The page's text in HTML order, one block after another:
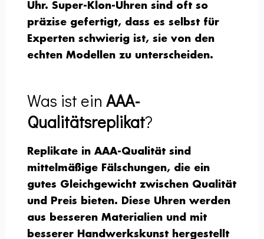
Uhr. Super-Klon-Uhren sind oft so
präzise gefertigt, dass es selbst für
Experten schwierig ist, sie von den
echten Modellen zu unterscheiden.
Was ist einAAA-
Qualitätsreplikat?
Replikate in AAA-Qualität sind
mittelmäßige Fälschungen, die ein
gutes Gleichgewicht zwischen Qualität
und Preis bieten. Diese Uhren werden
aus besseren Materialien und mit
besserer Handwerkskunst hergestellt